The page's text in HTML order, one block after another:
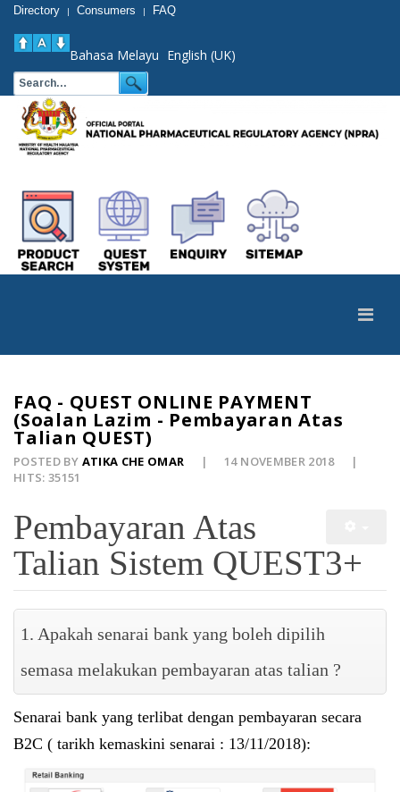
Directory | Consumers | FAQ
Bahasa Melayu English (UK)
FAQ - QUEST ONLINE PAYMENT
(Soalan Lazim - Pembayaran Atas
Talian QUEST)
POSTED BY ATIKA CHE OMAR
14 NOVEMBER 2018
HITS: 35151
Pembayaran Atas
Talian Sistem QUEST3+
1. Apakah senarai bank yang boleh dipilih
semasa melakukan pembayaran atas talian ?
Senarai bank yang terlibat dengan pembayaran secara
B2C ( tarikh kemaskini senarai : 13/11/2018):